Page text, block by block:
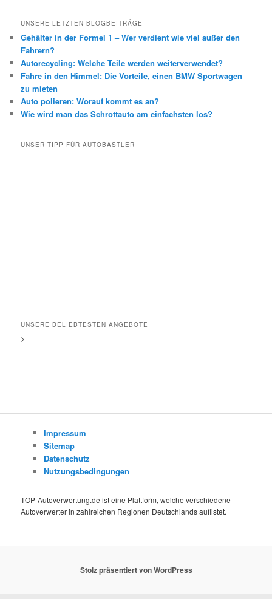
UNSERE LETZTEN BLOGBEITRÄGE
Gehälter in der Formel 1 – Wer verdient wie viel außer den
Fahrern?
Autorecycling: Welche Teile werden weiterverwendet?
Fahre in den Himmel: Die Vorteile, einen BMW Sportwagen
zu mieten
Auto polieren: Worauf kommt es an?
Wie wird man das Schrottauto am einfachsten los?
UNSER TIPP FÜR AUTOBASTLER
UNSERE BELIEBTESTEN ANGEBOTE
>
Impressum
Sitemap
Datenschutz
Nutzungsbedingungen
TOP-Autoverwertung.de ist eine Plattform, welche verschiedene
Autoverwerter in zahlreichen Regionen Deutschlands auflistet.
Stolz präsentiert von WordPress